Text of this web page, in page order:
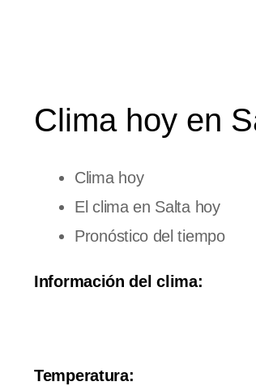
Clima hoy en
Clima hoy
El clima en Salta hoy
Pronóstico del tiempo
Información del clima:
Temperatura: